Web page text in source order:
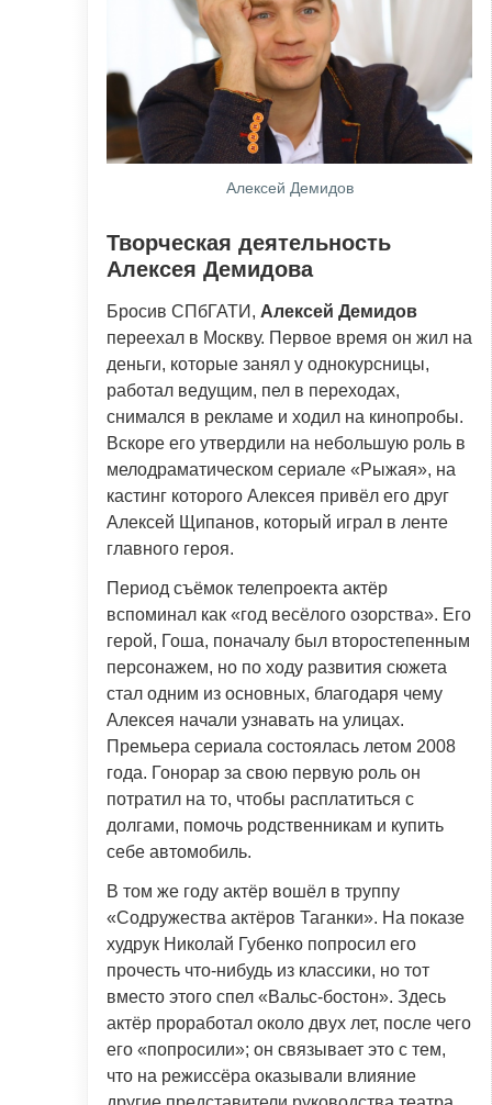
Алексей Демидов
Творческая деятельность
Алексея Демидова
Бросив СПбГАТИ, Алексей Демидов
переехал в Москву. Первое время он жил на
деньги, которые занял у однокурсницы,
работал ведущим, пел в переходах,
снимался в рекламе и ходил на кинопробы.
Вскоре его утвердили на небольшую роль в
мелодраматическом сериале «Рыжая», на
кастинг которого Алексея привёл его друг
Алексей Щипанов, который играл в ленте
главного героя.
Период съёмок телепроекта актёр
вспоминал как «год весёлого озорства». Его
герой, Гоша, поначалу был второстепенным
персонажем, но по ходу развития сюжета
стал одним из основных, благодаря чему
Алексея начали узнавать на улицах.
Премьера сериала состоялась летом 2008
года. Гонорар за свою первую роль он
потратил на то, чтобы расплатиться с
долгами, помочь родственникам и купить
себе автомобиль.
В том же году актёр вошёл в труппу
«Содружества актёров Таганки». На показе
худрук Николай Губенко попросил его
прочесть что-нибудь из классики, но тот
вместо этого спел «Вальс-бостон». Здесь
актёр проработал около двух лет, после чего
его «попросили»; он связывает это с тем,
что на режиссёра оказывали влияние